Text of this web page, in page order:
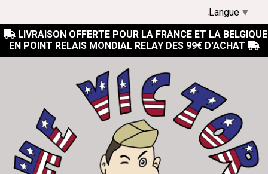
 LIVRAISON OFFERTE POUR LA FRANCE ET LA BELGIQUE
EN POINT RELAIS MONDIAL RELAY DES 99€ D'ACHAT 
Langue ▼